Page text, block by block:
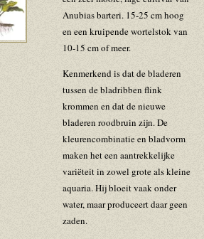
Anubias barteri. 15-25 cm hoog
en een kruipende wortelstok van
10-15 cm of meer.
Kenmerkend is dat de bladeren
tussen de bladribben flink
krommen en dat de nieuwe
bladeren roodbruin zijn. De
kleurencombinatie en bladvorm
maken het een aantrekkelijke
variëteit in zowel grote als kleine
aquaria. Hij bloeit vaak onder
water, maar produceert daar geen
zaden.